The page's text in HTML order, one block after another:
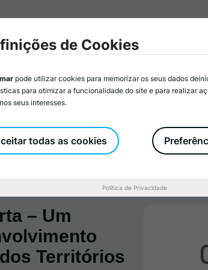
Documentos Oficiais Representações e
– Um
Territórios
de Cookies
pode utilizar cookies para memorizar os seus dados
para otimizar a funcionalidade do site e para realizar
seus interesses.
todas as cookies
Política de Privacidade